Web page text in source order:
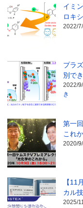
イミ
ロキ
2022/
プラ
別で
2022/
き
第一
これ
2020/
【11
カル
2025/